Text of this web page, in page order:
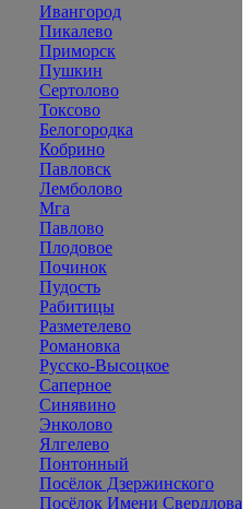
Ивангород
Пикалево
Приморск
Пушкин
Сертолово
Токсово
Белогородка
Кобрино
Павловск
Лемболово
Мга
Павлово
Плодовое
Починок
Пудость
Рабитицы
Разметелево
Романовка
Русско-Высоцкое
Саперное
Синявино
Энколово
Ялгелево
Понтонный
Посёлок Дзержинского
Посёлок Имени Свердлова